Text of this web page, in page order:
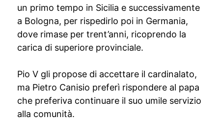
un primo tempo in Sicilia e successivamente
a Bologna, per rispedirlo poi in Germania,
dove rimase per trent’anni, ricoprendo la
carica di superiore provinciale.
Pio V gli propose di accettare il cardinalato,
ma Pietro Canisio preferì rispondere al papa
che preferiva continuare il suo umile servizio
alla comunità.